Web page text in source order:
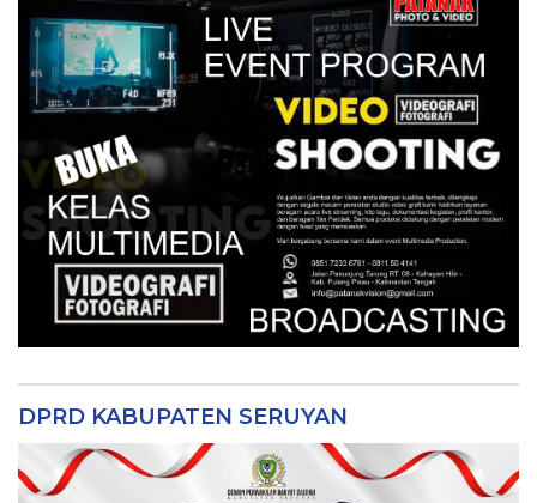
DPRD KABUPATEN SERUYAN